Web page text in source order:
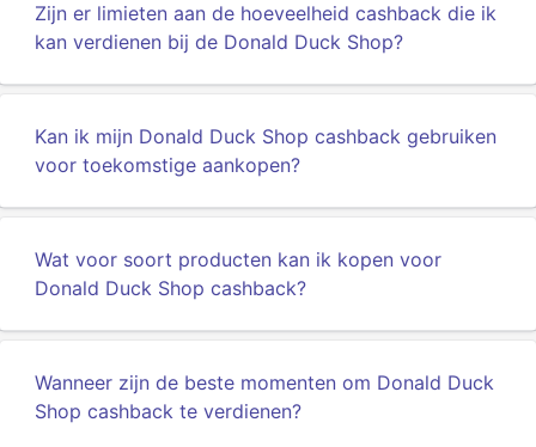
Zijn er limieten aan de hoeveelheid cashback die ik
kan verdienen bij de Donald Duck Shop?
Kan ik mijn Donald Duck Shop cashback gebruiken
voor toekomstige aankopen?
Wat voor soort producten kan ik kopen voor
Donald Duck Shop cashback?
Wanneer zijn de beste momenten om Donald Duck
Shop cashback te verdienen?